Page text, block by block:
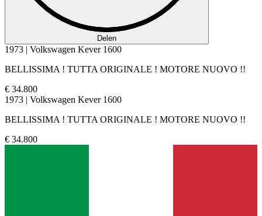
Delen
1973 | Volkswagen Kever 1600
BELLISSIMA ! TUTTA ORIGINALE ! MOTORE NUOVO !!
€ 34.800
1973 | Volkswagen Kever 1600
BELLISSIMA ! TUTTA ORIGINALE ! MOTORE NUOVO !!
€ 34.800